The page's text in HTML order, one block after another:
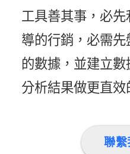
工具善其事，必
導的行銷，必需
的數據，並建立
分析結果做更直效
聯繫